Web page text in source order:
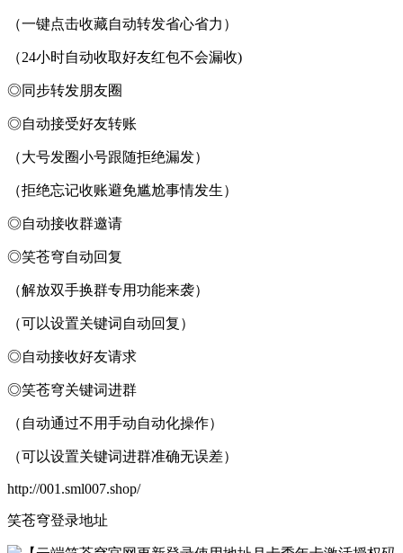
（一键点击收藏自动转发省心省力）
（24小时自动收取好友红包不会漏收)
◎同步转发朋友圈
◎自动接受好友转账
（大号发圈小号跟随拒绝漏发）
（拒绝忘记收账避免尴尬事情发生）
◎自动接收群邀请
◎笑苍穹自动回复
（解放双手换群专用功能来袭）
（可以设置关键词自动回复）
◎自动接收好友请求
◎笑苍穹关键词进群
（自动通过不用手动自动化操作）
（可以设置关键词进群准确无误差）
http://001.sml007.shop/
笑苍穹登录地址